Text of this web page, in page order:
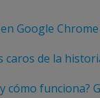
Google
caros de la
cómo funciona?